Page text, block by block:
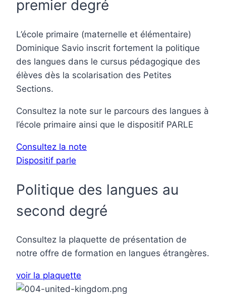
premier degré
L’école primaire (maternelle et élémentaire)
Dominique Savio inscrit fortement la politique
des langues dans le cursus pédagogique des
élèves dès la scolarisation des Petites
Sections.
Consultez la note sur le parcours des langues à
l’école primaire ainsi que le dispositif PARLE
Consultez la note
Dispositif parle
Politique des langues au
second degré
Consultez la plaquette de présentation de
notre offre de formation en langues étrangères.
voir la plaquette